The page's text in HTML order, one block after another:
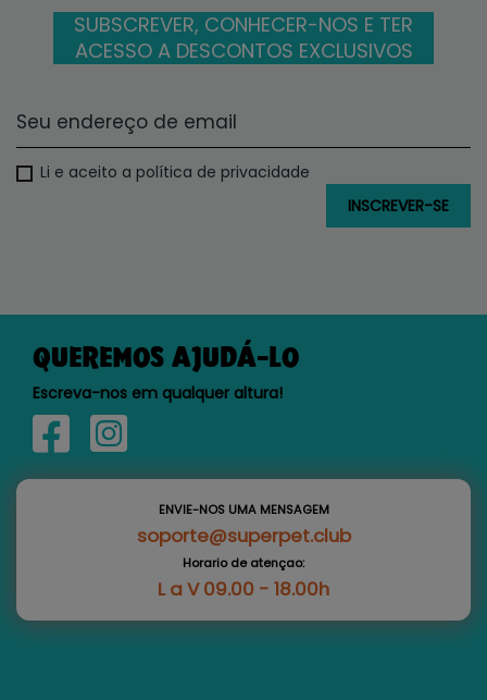
SUBSCREVER, CONHECER-NOS E TER
ACESSO A DESCONTOS EXCLUSIVOS
Li e aceito a política de privacidade
QUEREMOS AJUDÁ-LO
Escreva-nos em qualquer altura!
ENVIE-NOS UMA MENSAGEM
soporte@superpet.club
Horario de atençao:
L a V 09.00 - 18.00h